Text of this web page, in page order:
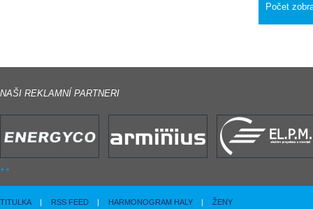
Počet
NAŠI REKLAMNÍ PARTNERI
TITULKA | RSS FEED | HARMONOGRAM HALY | ŽENY